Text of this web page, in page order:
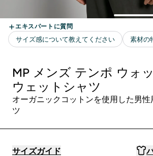
MP メンズ テンポ ウォ
ウェットシャツ
オーガニックコットンを使用した男性
ツ
サイズガイド